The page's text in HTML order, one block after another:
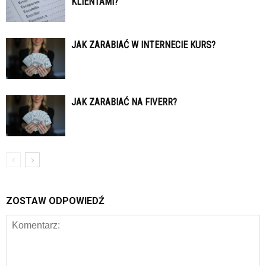
JAK ZARABIAĆ W INTERNECIE KURS?
JAK ZARABIAĆ NA FIVERR?
ZOSTAW ODPOWIEDŹ